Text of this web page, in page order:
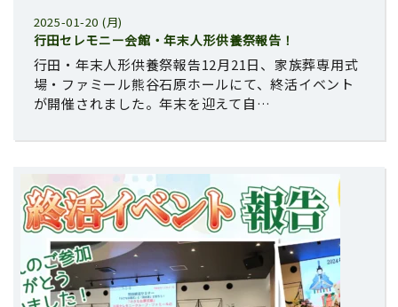
2025-01-20 (月)
行田セレモニー会館・年末人形供養祭報告！
行田・年末人形供養祭報告12月21日、家族葬専用式
場・ファミール熊谷石原ホールにて、終活イベント
が開催されました。年末を迎えて自…